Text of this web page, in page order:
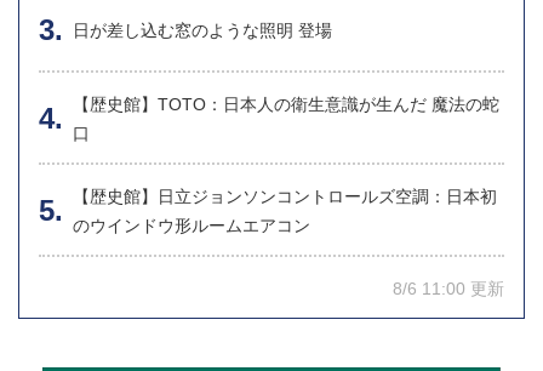
日が差し込む窓のような照明 登場
【歴史館】TOTO：日本人の衛生意識が生んだ 魔法の蛇
口
【歴史館】日立ジョンソンコントロールズ空調：日本初
のウインドウ形ルームエアコン
8/6 11:00 更新